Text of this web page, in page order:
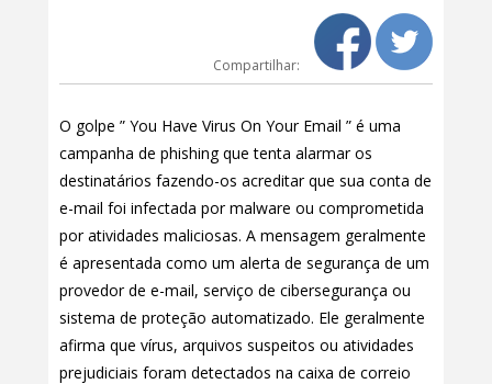
Compartilhar:
O golpe ” You Have Virus On Your Email ” é uma
campanha de phishing que tenta alarmar os
destinatários fazendo-os acreditar que sua conta de
e-mail foi infectada por malware ou comprometida
por atividades maliciosas. A mensagem geralmente
é apresentada como um alerta de segurança de um
provedor de e-mail, serviço de cibersegurança ou
sistema de proteção automatizado. Ele geralmente
afirma que vírus, arquivos suspeitos ou atividades
prejudiciais foram detectados na caixa de correio